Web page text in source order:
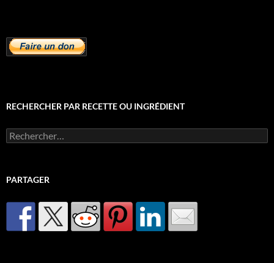
RECHERCHER PAR RECETTE OU INGRÉDIENT
Rechercher :
PARTAGER